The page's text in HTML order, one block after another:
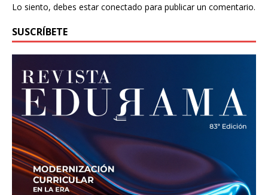
Lo siento, debes estarconectado para publicar un comentario.
SUSCRÍBETE